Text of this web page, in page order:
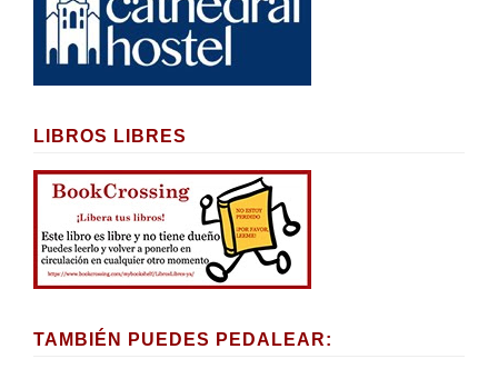
LIBROS LIBRES
TAMBIÉN PUEDES PEDALEAR: